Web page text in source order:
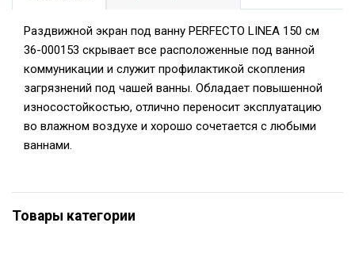
Раздвижной экран под ванну PERFECTO LINEA 150 см
36-000153 скрывает все расположенные под ванной
коммуникации и служит профилактикой скопления
загрязнений под чашей ванны. Обладает повышенной
износостойкостью, отлично переносит эксплуатацию
во влажном воздухе и хорошо сочетается с любыми
ваннами.
Товары категории